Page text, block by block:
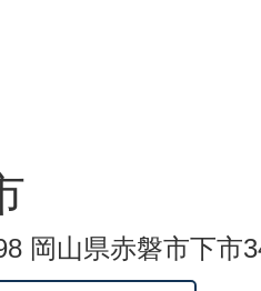
岡山県赤磐市下市